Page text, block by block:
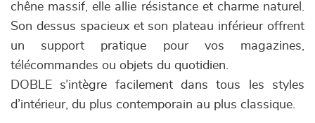
chêne massif, elle allie résistance et charme naturel.
Son dessus spacieux et son plateau inférieur offrent
un support pratique pour vos magazines,
télécommandes ou objets du quotidien.
DOBLE s’intègre facilement dans tous les styles
d’intérieur, du plus contemporain au plus classique.